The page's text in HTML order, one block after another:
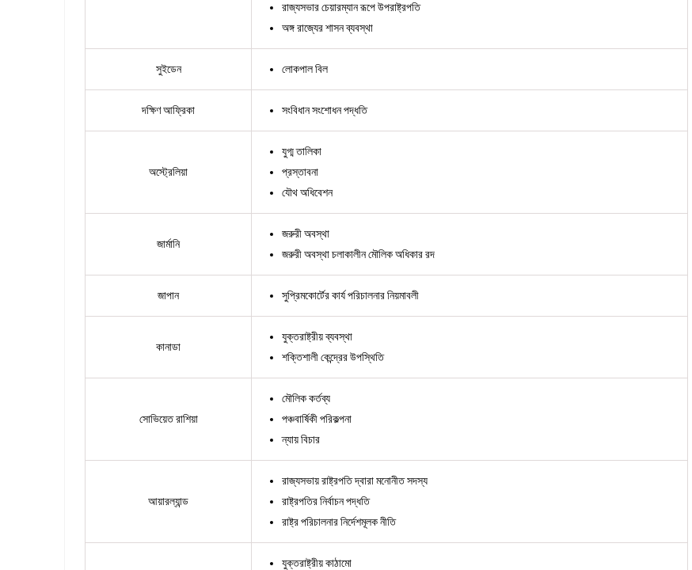
রাজ্যসভার চেয়ারম্যান রূপে উপরাষ্ট্রপতি
অঙ্গ রাজ্যের শাসন ব্যবস্থা
সুইডেন লোকপাল বিল
দক্ষিণ আফ্রিকা সংবিধান সংশোধন পদ্ধতি
অস্ট্রেলিয়া
যুগ্ম তালিকা
প্রস্তাবনা
যৌথ অধিবেশন
জার্মানি
জরুরী অবস্থা
জরুরী অবস্থা চলাকালীন মৌলিক অধিকার রদ
জাপান সুপ্রিমকোর্টের কার্য পরিচালনার নিয়মাবলী
কানাডা
যুক্তরাষ্ট্রীয় ব্যবস্থা
শক্তিশালী কেন্দ্রের উপস্থিতি
সোভিয়েত রাশিয়া
মৌলিক কর্তব্য
পঞ্চবার্ষিকী পরিকল্পনা
ন্যায় বিচার
আয়ারল্যান্ড
রাজ্যসভায় রাষ্ট্রপতি দ্বারা মনোনীত সদস্য
রাষ্ট্রপতির নির্বাচন পদ্ধতি
রাষ্ট্র পরিচালনার নির্দেশমূলক নীতি
যুক্তরাষ্ট্রীয় কাঠামো